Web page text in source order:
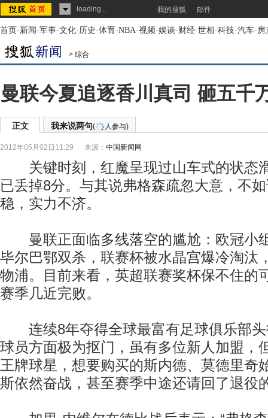
loading... 我的搜狐 邮件
首页-新闻-军事-文化-历史-体育-NBA-视频-娱谈-财经-世相-科技-汽车-房
> 综合
曼联今夏追逐香川真司 砸五千
正文 我来说两句( 人参与)
2012年05月02日11:29 来源： 中国新闻网
关键时刻，红魔呈现过山车式的状态
已丢掉8分。与其说弗格森疏忽大意，不
稳，实力不济。
曼联正面临多线落空的尴尬：欧冠小
毕尔巴鄂双杀，联赛杯被水晶宫爆冷淘汰
物浦。目前来看，英超联赛奖杯保不住的
赛季几近完败。
连续8年夺得全球最富有足球俱乐部头
球员方面极为抠门，虽有多位新人加盟，
王牌球星，想要购买的斯内德、莫德里奇
斯依然奋战，甚至赛季中途还请回了退役